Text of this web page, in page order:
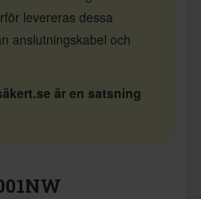
levereras dessa
anslutningskabel och
är en satsning